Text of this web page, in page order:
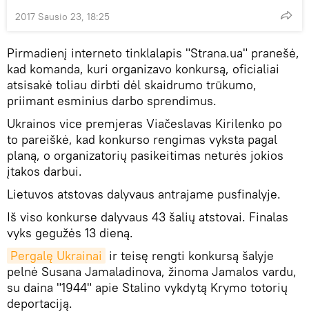
2017 Sausio 23, 18:25
Pirmadienį interneto tinklalapis "Strana.ua" pranešė,
kad komanda, kuri organizavo konkursą, oficialiai
atsisakė toliau dirbti dėl skaidrumo trūkumo,
priimant esminius darbo sprendimus.
Ukrainos vice premjeras Viačeslavas Kirilenko po
to pareiškė, kad konkurso rengimas vyksta pagal
planą, o organizatorių pasikeitimas neturės jokios
įtakos darbui.
Lietuvos atstovas dalyvaus antrajame pusfinalyje.
Iš viso konkurse dalyvaus 43 šalių atstovai. Finalas
vyks gegužės 13 dieną.
Pergalę Ukrainai ir teisę rengti konkursą šalyje
pelnė Susana Jamaladinova, žinoma Jamalos vardu,
su daina "1944" apie Stalino vykdytą Krymo totorių
deportaciją.